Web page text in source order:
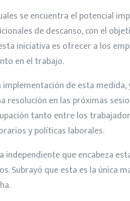
se encuentra el potencial
de descanso, con el
iniciativa es ofrecer a los
en el trabajo.
de esta
resolución en las próximas
tanto entre los
y políticas laborales.
independiente que encabeza
Subrayó que esta es la